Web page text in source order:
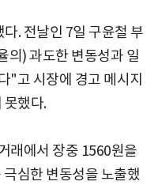
. 전날인 7일 구윤철 부
의) 과도한 변동성과 일
"고 시장에 경고 메시지
못했다.
래에서 장중 1560원을
심한 변동성을 노출했